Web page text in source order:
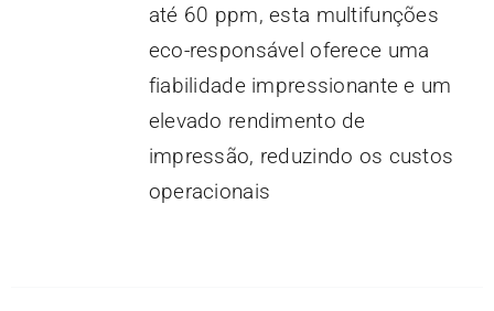
até 60 ppm, esta multifunções
eco-responsável oferece uma
fiabilidade impressionante e um
elevado rendimento de
impressão, reduzindo os custos
operacionais